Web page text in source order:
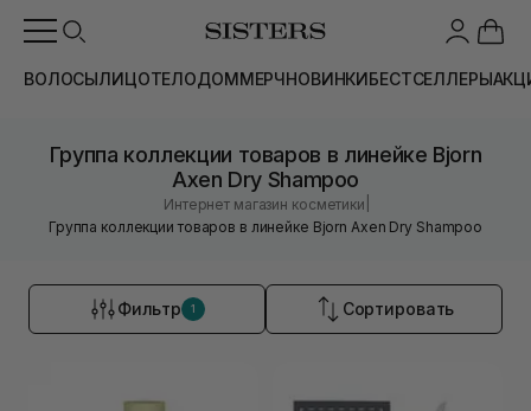
ВОЛОСЫЛИЦОТЕЛОДОММЕРЧНОВИНКИБЕСТСЕЛЛЕРЫ
Группа коллекции товаров в линейке Bjorn
Axen Dry Shampoo
Интернет магазин косметики
Группа коллекции товаров в линейке Bjorn Axen Dry Shampoo
Фильтр 1 Сортировать